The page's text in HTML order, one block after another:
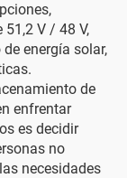
V / 48 V,
energía solar,
de
enfrentar
es decidir
no
necesidades